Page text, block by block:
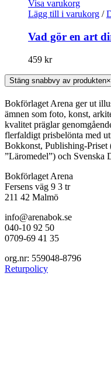
Visa varukorg
Lägg till i varukorg /
Vad gör en art
459 kr
Stäng snabbvy av produkten×
Bokförlaget Arena ger ut
ämnen som foto, konst,
kvalitet präglar
flerfaldigt prisbelönta med
Bokkonst, Publishing-Priset
”Läromedel”) och Svenska
Bokförlaget Arena
Fersens väg 9 3 tr
211 42 Malmö
info@arenabok.se
040-10 92 50
0709-69 41 35
org.nr: 559048-8796
Returpolicy